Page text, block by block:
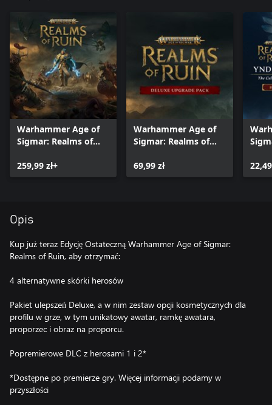
Warhammer Age of
Sigmar: Realms of
259,99 zł+
Warhammer Age of
Sigmar: Realms of
ulepszeń Deluxe
69,99 zł
Opis
Kup już teraz Edycję Ostateczną Warhammer Age of Sigmar:
Realms of Ruin, aby otrzymać:
4 alternatywne skórki herosów
Pakiet ulepszeń Deluxe, a w nim zestaw opcji kosmetycznych dla
profilu w grze, w tym unikatowy awatar, ramkę awatara,
proporzec i obraz na proporcu.
Popremierowe DLC z herosami 1 i 2*
*Dostępne po premierze gry. Więcej informacji podamy w
przyszłości